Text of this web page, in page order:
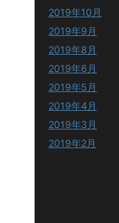
2019年10月
2019年9月
2019年8月
2019年6月
2019年5月
2019年4月
2019年3月
2019年2月